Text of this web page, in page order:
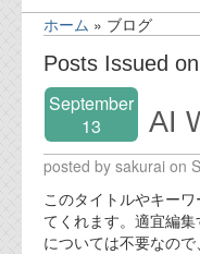
ニュース
業務内容
機能安全コンサ
会社案内
ホーム » ブログ
Posts Issued
September
13
AI
posted by sakurai on
このタイトルやキー
てくれます。適宜編
については不要なので